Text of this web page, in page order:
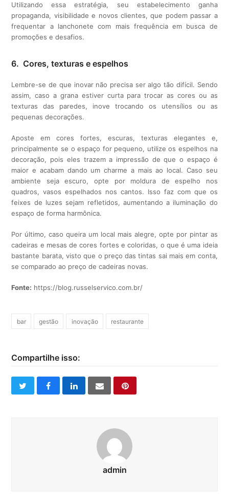
Utilizando essa estratégia, seu estabelecimento ganha
propaganda, visibilidade e novos clientes, que podem passar a
frequentar a lanchonete com mais frequência em busca de
promoções e desafios.
6. Cores, texturas e espelhos
Lembre-se de que inovar não precisa ser algo tão difícil. Sendo
assim, caso a grana estiver curta para trocar as cores ou as
texturas das paredes, inove trocando os utensílios ou as
pequenas decorações.
Aposte em cores fortes, escuras, texturas elegantes e,
principalmente se o espaço for pequeno, utilize os espelhos na
decoração, pois eles trazem a impressão de que o espaço é
maior e acabam dando um charme a mais ao local. Caso seu
ambiente seja escuro, opte por moldura de espelho nos
quadros, vasos espelhados nos cantos. Isso faz com que os
feixes de luzes sejam refletidos, aumentando a iluminação do
espaço de forma harmônica.
Por último, caso queira um local mais alegre, opte por pintar as
cadeiras e mesas de cores fortes e coloridas, o que é uma ideia
bastante barata, visto que o preço das tintas sai mais em conta,
se comparado ao preço de cadeiras novas.
Fonte: https://blog.russelservico.com.br/
bar gestão inovação restaurante
Compartilhe isso:
twitterfacebooklinkedinemail pinterest
admin